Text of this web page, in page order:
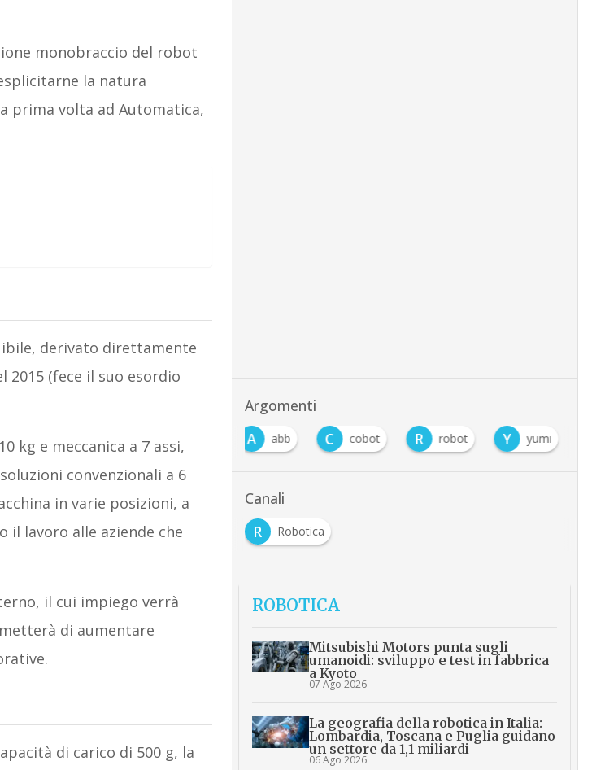
monobraccio del robot
la natura
prima volta ad Automatica,
derivato direttamente
2015 (fece il suo esordio
kg e meccanica a 7 assi,
convenzionali a 6
in varie posizioni, a
il lavoro alle aziende che
il cui impiego verrà
di aumentare
di carico di 500 g, la
Argomenti
A
abb C cobot R robot Y yumi
Canali
R
Robotica
ROBOTICA
Mitsubishi Motors punta sugli
umanoidi: sviluppo e test in fabbrica
a Kyoto
07 Ago 2026
La geografia della robotica in Italia:
Lombardia, Toscana e Puglia guidano
un settore da 1,1 miliardi
06 Ago 2026